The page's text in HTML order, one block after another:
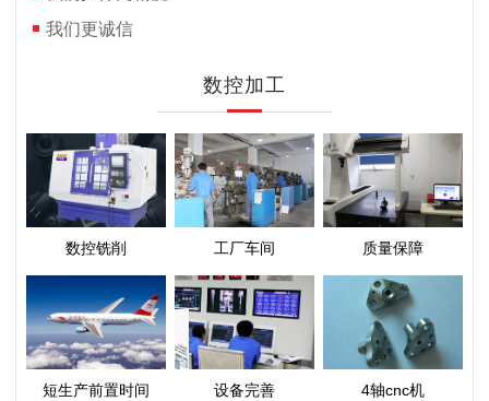
我们更诚信
数控加工
数控铣削 工厂车间 质量保障
短生产前置时间 设备完善 4轴cnc机